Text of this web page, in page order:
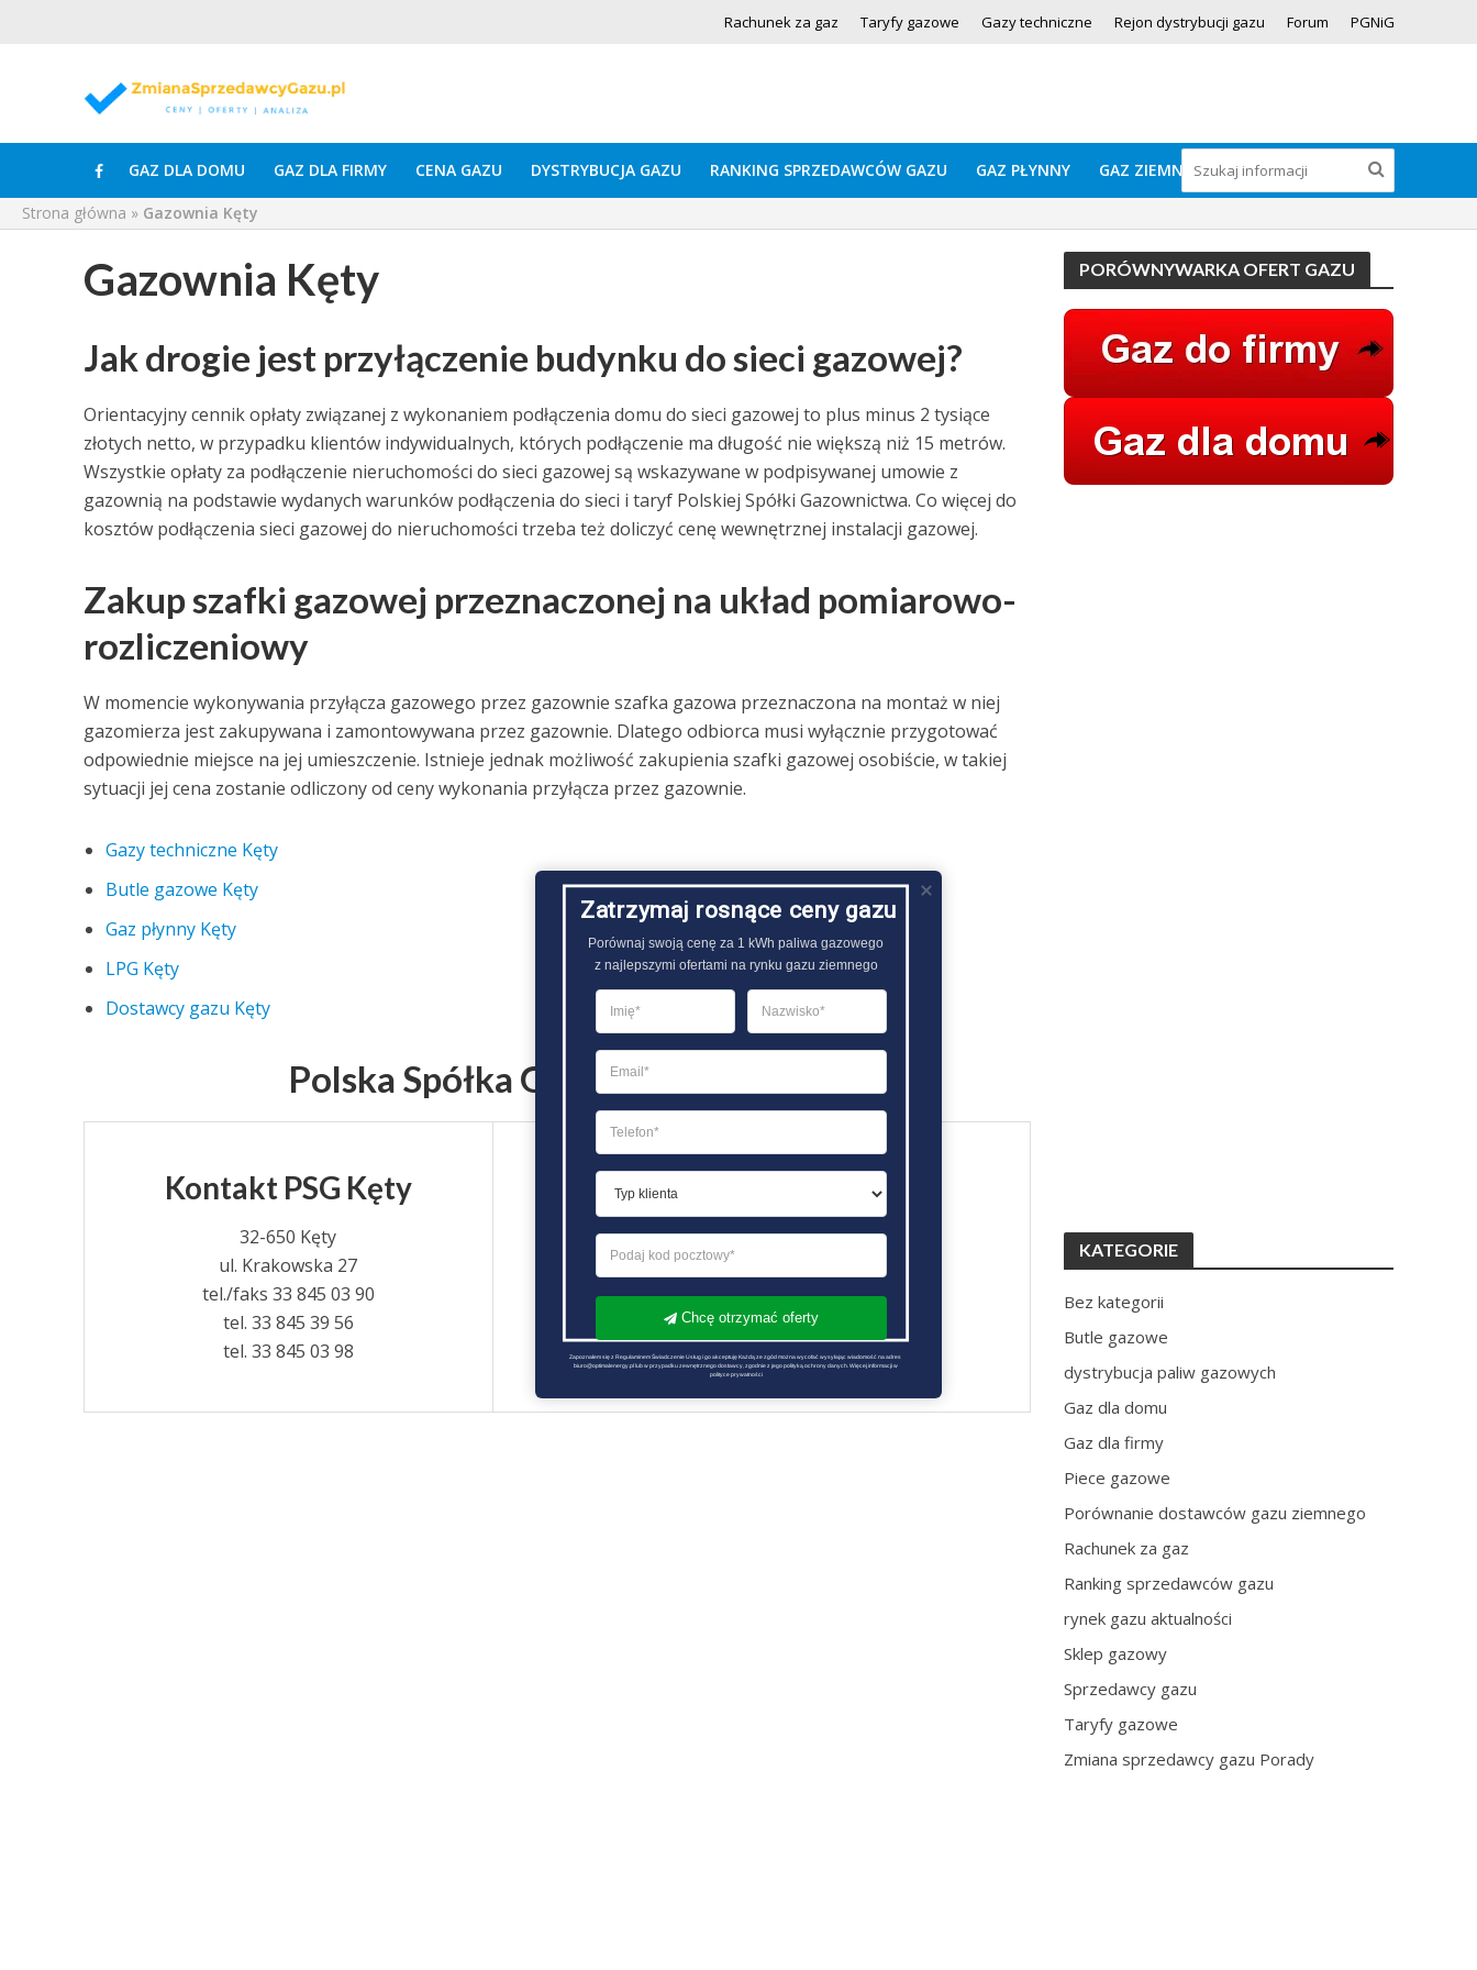
Rachunek za gaz Taryfy gazowe Gazy techniczne Rejon dystrybucji gazu Forum PGNiG
GAZ DLA DOMU GAZ DLA FIRMY CENA GAZU DYSTRYBUCJA GAZU RANKING SPRZEDAWCÓW GAZU GAZ PŁYNNY GAZ ZIEMNY
Strona główna » Gazownia Kęty
Gazownia Kęty
Jak drogie jest przyłączenie budynku do sieci gazowej?
Orientacyjny cennik opłaty związanej z wykonaniem podłączenia domu do sieci gazowej to plus minus 2 tysiące
złotych netto, w przypadku klientów indywidualnych, których podłączenie ma długość nie większą niż 15 metrów.
Wszystkie opłaty za podłączenie nieruchomości do sieci gazowej są wskazywane w podpisywanej umowie z
gazownią na podstawie wydanych warunków podłączenia do sieci i taryf Polskiej Spółki Gazownictwa. Co więcej do
kosztów podłączenia sieci gazowej do nieruchomości trzeba też doliczyć cenę wewnętrznej instalacji gazowej.
Zakup szafki gazowej przeznaczonej na układ pomiarowo-
rozliczeniowy
W momencie wykonywania przyłącza gazowego przez gazownie szafka gazowa przeznaczona na montaż w niej
gazomierza jest zakupywana i zamontowywana przez gazownie. Dlatego odbiorca musi wyłącznie przygotować
odpowiednie miejsce na jej umieszczenie. Istnieje jednak możliwość zakupienia szafki gazowej osobiście, w takiej
sytuacji jej cena zostanie odliczony od ceny wykonania przyłącza przez gazownie.
Gazy techniczne Kęty
Butle gazowe Kęty
Gaz płynny Kęty
LPG Kęty
Dostawcy gazu Kęty
Polska Spółka Gazownictwa Kęty
Kontakt PSG Kęty
32-650 Kęty
ul. Krakowska 27
tel./faks 33 845 03 90
tel. 33 845 39 56
tel. 33 845 03 98
PORÓWNYWARKA OFERT GAZU
KATEGORIE
Bez kategorii
Butle gazowe
dystrybucja paliw gazowych
Gaz dla domu
Gaz dla firmy
Piece gazowe
Porównanie dostawców gazu ziemnego
Rachunek za gaz
Ranking sprzedawców gazu
rynek gazu aktualności
Sklep gazowy
Sprzedawcy gazu
Taryfy gazowe
Zmiana sprzedawcy gazu Porady
Zatrzymaj rosnące ceny gazu
Porównaj swoją cenę za 1 kWh paliwa gazowego
z najlepszymi ofertami na rynku gazu ziemnego
Chcę otrzymać oferty
Zapoznałem się z Regulaminem Świadczenie Usług i go akceptuję Każdą ze zgód można wycofać wysyłając wiadomość na adres
biuro@optimalenergy.pl lub w przypadku zewnętrznego dostawcy, zgodnie z jego polityką ochrony danych. Więcej informacji w
polityce prywatności